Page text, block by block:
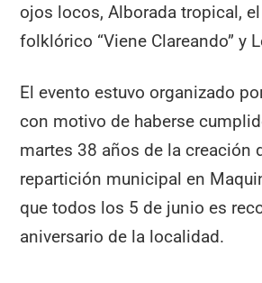
ojos locos, Alborada tropical,
folklórico “Viene Clareando” y
El evento estuvo organizado
con motivo de haberse
martes 38 años de la creación
repartición municipal en
que todos los 5 de junio es
aniversario de la localidad.